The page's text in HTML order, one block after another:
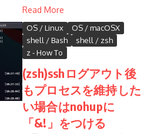
Read More
OS / Linux
OS / macOSX
shell / Bash
shell / zsh
z - How To
(zsh)sshログアウト後
もプロセスを維持した
い場合はnohupに
「&!」をつける